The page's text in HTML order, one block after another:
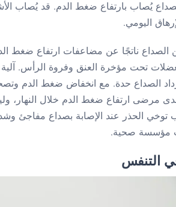
يُصاب بارتفاع ضغط الدم. قد يُصاب
اليومي.
الصداع ناتجًا عن مضاعفات ارتفاع ضغط
تحت مؤخرة العنق وفروة الرأس.
الصداع حدة. مع انخفاض ضغط الدم
مرضى ارتفاع ضغط الدم خلال النهار،
توخي الحذر عند الإصابة بصداع مفاجئ
مؤسسة صحية.
التنفس